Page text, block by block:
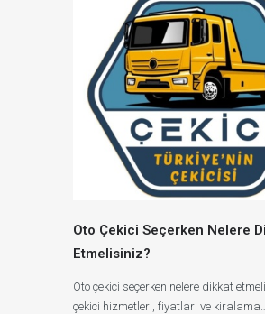
Oto Çekici Seçerken Nelere
Etmelisiniz?
Oto çekici seçerken nelere dikkat
çekici hizmetleri, fiyatları ve